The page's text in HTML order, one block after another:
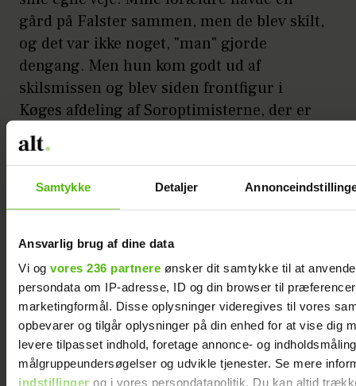
Samtykke Detaljer
Ansvarlig brug af dine data
Vi og vores 236 partnere ønsker dit samtykke til at
persondata om IP-adresse, ID og din browser til
marketingformål. Disse oplysninger videregives til vores
opbevarer og tilgår oplysninger på din enhed for at vise dig
levere tilpasset indhold, foretage annonce- og
målgruppeundersøgelser og udvikle tjenester. Se mere
indstillinger og i vores persondatapolitik. Du kan altid
gård på Falster sammen, men de blev skilt,
og det var ikke noget, "man" gjorde
dengang. Men hun kom godt ud af
skilsmissen og blev siden frontfigur i
Køges afdeling af Soroptimisterne, der er
et verdensomspændende netværk af
kvinder i erhverv, der arbejder for kvinders
Danmark."
Fælleskab er fremtiden
Vores samtale bliver afbrudt, da Dorethe
udbryder:
"Hej Hanne, kommer du og drikker rosé
ved 15-tiden?"